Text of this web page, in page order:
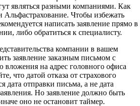
являться разными компаниями. Как
Чтобы избежать
написать заявление прямо в
либо обратиться к специалисту.
компании в вашем
заявление заказным письмом с
на адрес головного офиса
что датой отказа от страхового
дата отправки письма, а не дата
Но заявление должно быть
оно не остановит таймер.